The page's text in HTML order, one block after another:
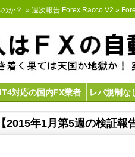
か？ » 週次報告 Forex Racco V2 »
対応の国内FX業者 レバ規制な
年1月第5週の検証報告